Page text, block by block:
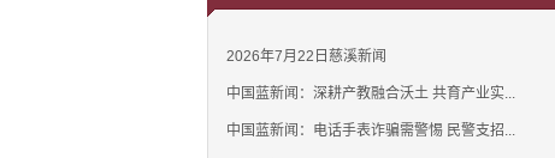
2026年7月22日慈溪新闻
中国蓝新闻：深耕产教融合沃土 共育产业实...
中国蓝新闻：电话手表诈骗需警惕 民警支招...